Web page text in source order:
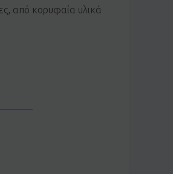
από κορυφαία υλικά